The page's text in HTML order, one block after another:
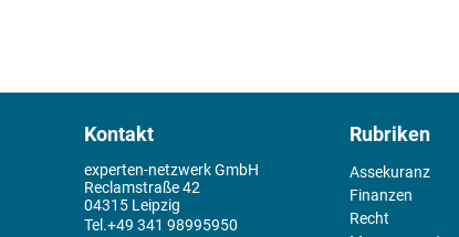
Kontakt
experten-netzwerk GmbH
Reclamstraße 42
04315 Leipzig
+49 341 98995950
Rubriken
Assekuranz
Finanzen
Recht